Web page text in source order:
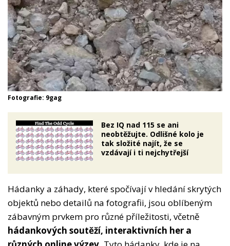
Fotografie: 9gag
Bez IQ nad 115 se ani
neobtěžujte. Odlišné kolo je
tak složité najít, že se
vzdávají i ti nejchytřejší
Hádanky a záhady, které spočívají v hledání skrytých
objektů nebo detailů na fotografii, jsou oblíbeným
zábavným prvkem pro různé příležitosti, včetně
hádankových soutěží, interaktivních her a